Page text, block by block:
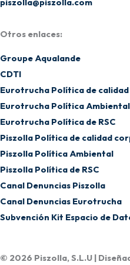
Otros enlaces:
Groupe Aqualande
CDTI
Eurotrucha Política de
Eurotrucha Política Ambiental
Eurotrucha Política de RSC
Piszolla Política de calidad
Piszolla Política Ambiental
Piszolla Política de RSC
Canal Denuncias Piszolla
Canal Denuncias Eurotrucha
Subvención Kit Espacio de
© 2026 Piszolla, S.L.U |